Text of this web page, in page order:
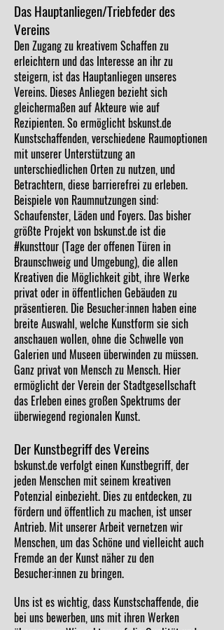
Das Hauptanliegen/Triebfeder des
Vereins
Den Zugang zu kreativem Schaffen zu
erleichtern und das Interesse an ihr zu
steigern, ist das Hauptanliegen unseres
Vereins. Dieses Anliegen bezieht sich
gleichermaßen auf Akteure wie auf
Rezipienten. So ermöglicht bskunst.de
Kunstschaffenden, verschiedene Raumoptionen
mit unserer Unterstützung an
unterschiedlichen Orten zu nutzen, und
Betrachtern, diese barrierefrei zu erleben.
Beispiele von Raumnutzungen sind:
Schaufenster, Läden und Foyers. Das bisher
größte Projekt von bskunst.de ist die
#kunsttour (Tage der offenen Türen in
Braunschweig und Umgebung), die allen
Kreativen die Möglichkeit gibt, ihre Werke
privat oder in öffentlichen Gebäuden zu
präsentieren. Die Besucher:innen haben eine
breite Auswahl, welche Kunstform sie sich
anschauen wollen, ohne die Schwelle von
Galerien und Museen überwinden zu müssen.
Ganz privat von Mensch zu Mensch. Hier
ermöglicht der Verein der Stadtgesellschaft
das Erleben eines großen Spektrums der
überwiegend regionalen Kunst.
Der Kunstbegriff des Vereins
bskunst.de verfolgt einen Kunstbegriff, der
jeden Menschen mit seinem kreativen
Potenzial einbezieht. Dies zu entdecken, zu
fördern und öffentlich zu machen, ist unser
Antrieb. Mit unserer Arbeit vernetzen wir
Menschen, um das Schöne und vielleicht auch
Fremde an der Kunst näher zu den
Besucher:innen zu bringen.
Uns ist es wichtig, dass Kunstschaffende, die
bei uns bewerben, uns mit ihren Werken